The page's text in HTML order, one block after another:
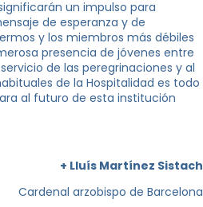
un impulso para
de esperanza y de
y los miembros más débiles
presencia de jóvenes entre
de las peregrinaciones y al
de la Hospitalidad es todo
al futuro de esta institución
+ Lluís Martínez Sistach
Cardenal arzobispo de Barcelona